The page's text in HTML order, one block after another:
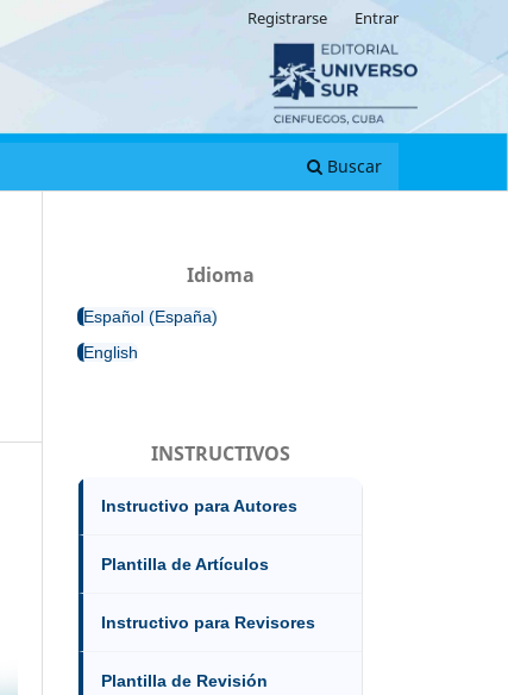
Buscar
Registrarse Entrar
Idioma
Español (España)
English
INSTRUCTIVOS
Instructivo para Autores
Plantilla de Artículos
Instructivo para Revisores
Plantilla de Revisión